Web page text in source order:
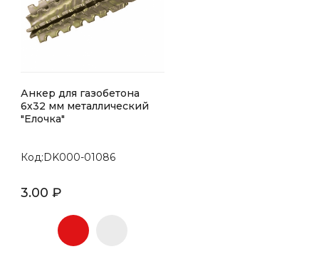
Анкер для газобетона
6х32 мм металлический
"Елочка"
Код:DK000-01086
3.00 ₽